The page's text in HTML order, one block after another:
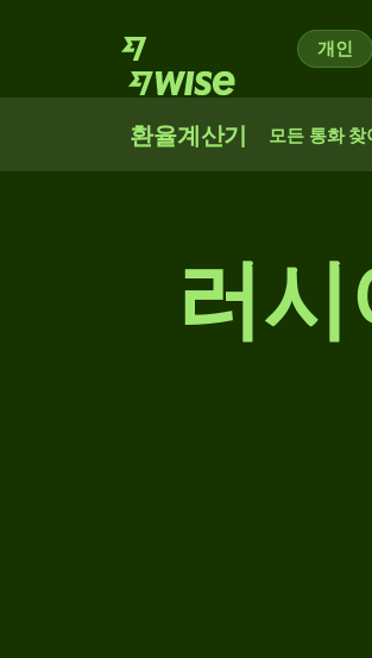
개인
환율계산기 모든 통화 찾
러